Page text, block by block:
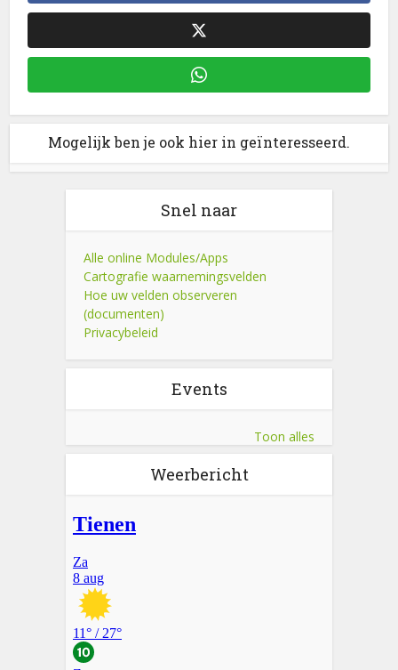
Mogelijk ben je ook hier in geïnteresseerd.
Snel naar
Alle online Modules/Apps
Cartografie waarnemingsvelden
Hoe uw velden observeren
(documenten)
Privacybeleid
Events
Toon alles
Weerbericht